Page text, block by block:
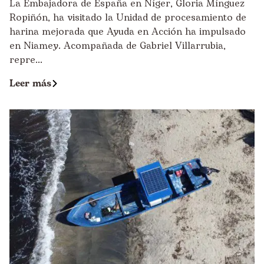
La Embajadora de España en Níger, Gloria Mínguez
Ropiñón, ha visitado la Unidad de procesamiento de
harina mejorada que Ayuda en Acción ha impulsado
en Niamey. Acompañada de Gabriel Villarrubia,
repre...
Leer más